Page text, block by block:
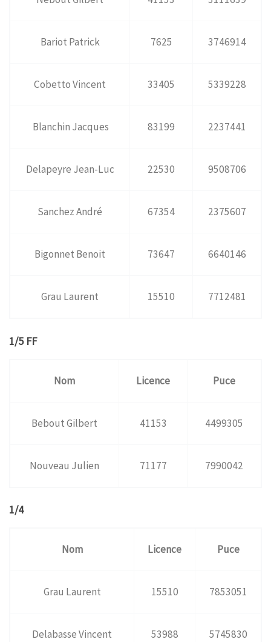
Bariot Patrick 7625 3746914
Cobetto Vincent 33405 5339228
Blanchin Jacques 83199 2237441
Delapeyre Jean-Luc 22530 9508706
Sanchez André 67354 2375607
Bigonnet Benoit 73647 6640146
Grau Laurent 15510 7712481
1/5 FF
Nom Licence Puce
Bebout Gilbert 41153 4499305
Nouveau Julien 71177 7990042
1/4
Nom Licence Puce
Grau Laurent 15510 7853051
Delabasse Vincent 53988 5745830